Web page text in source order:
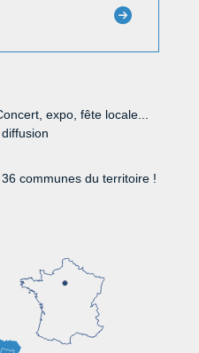
expo, fête locale...
communes du territoire !